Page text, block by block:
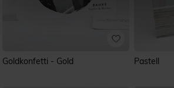
Goldkonfetti - Gold Pastell